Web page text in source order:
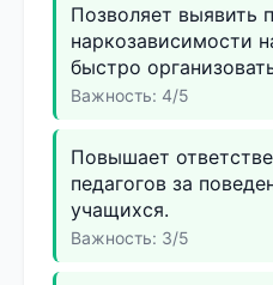
Позволяет выявить
наркозависимости
быстро
Важность: 4/5
Повышает
педагогов за
учащихся.
Важность: 3/5